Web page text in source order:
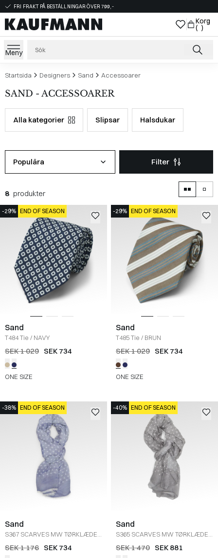
FRI FRAKT PÅ BESTÄLLNINGAR ÖVER 799,-
Korg
( )
Meny
Startsida Designers Sand Accessoarer
SAND - ACCESSOARER
Alla kategorier Slipsar Halsdukar
Populära Filter
8 produkter
-29% END OF SEASON
Sand
T484 Tie / NAVY
SEK 1 029 SEK 734
ONE SIZE
-29% END OF SEASON
Sand
T485 Tie / BRUN
SEK 1 029 SEK 734
ONE SIZE
-38% END OF SEASON
Sand
S367 SCARVES MW TØRKLÆDE
(037) / BLÅ
SEK 1 176 SEK 734
-40% END OF SEASON
Sand
S365 SCARVES MW TØRKLÆDE
(037) / GRÅ
SEK 1 470 SEK 881